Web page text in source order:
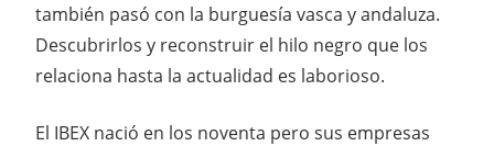
también pasó con la burguesía vasca y andaluza.
Descubrirlos y reconstruir el hilo negro que los
relaciona hasta la actualidad es laborioso.
El IBEX nació en los noventa pero sus empresas